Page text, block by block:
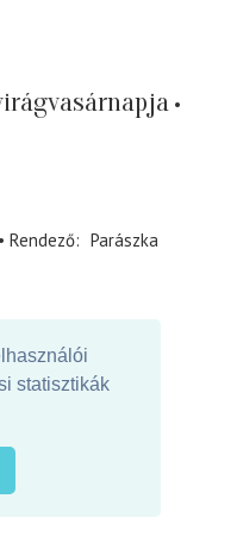
statisztikák
Rendező
Parászka
Rendező